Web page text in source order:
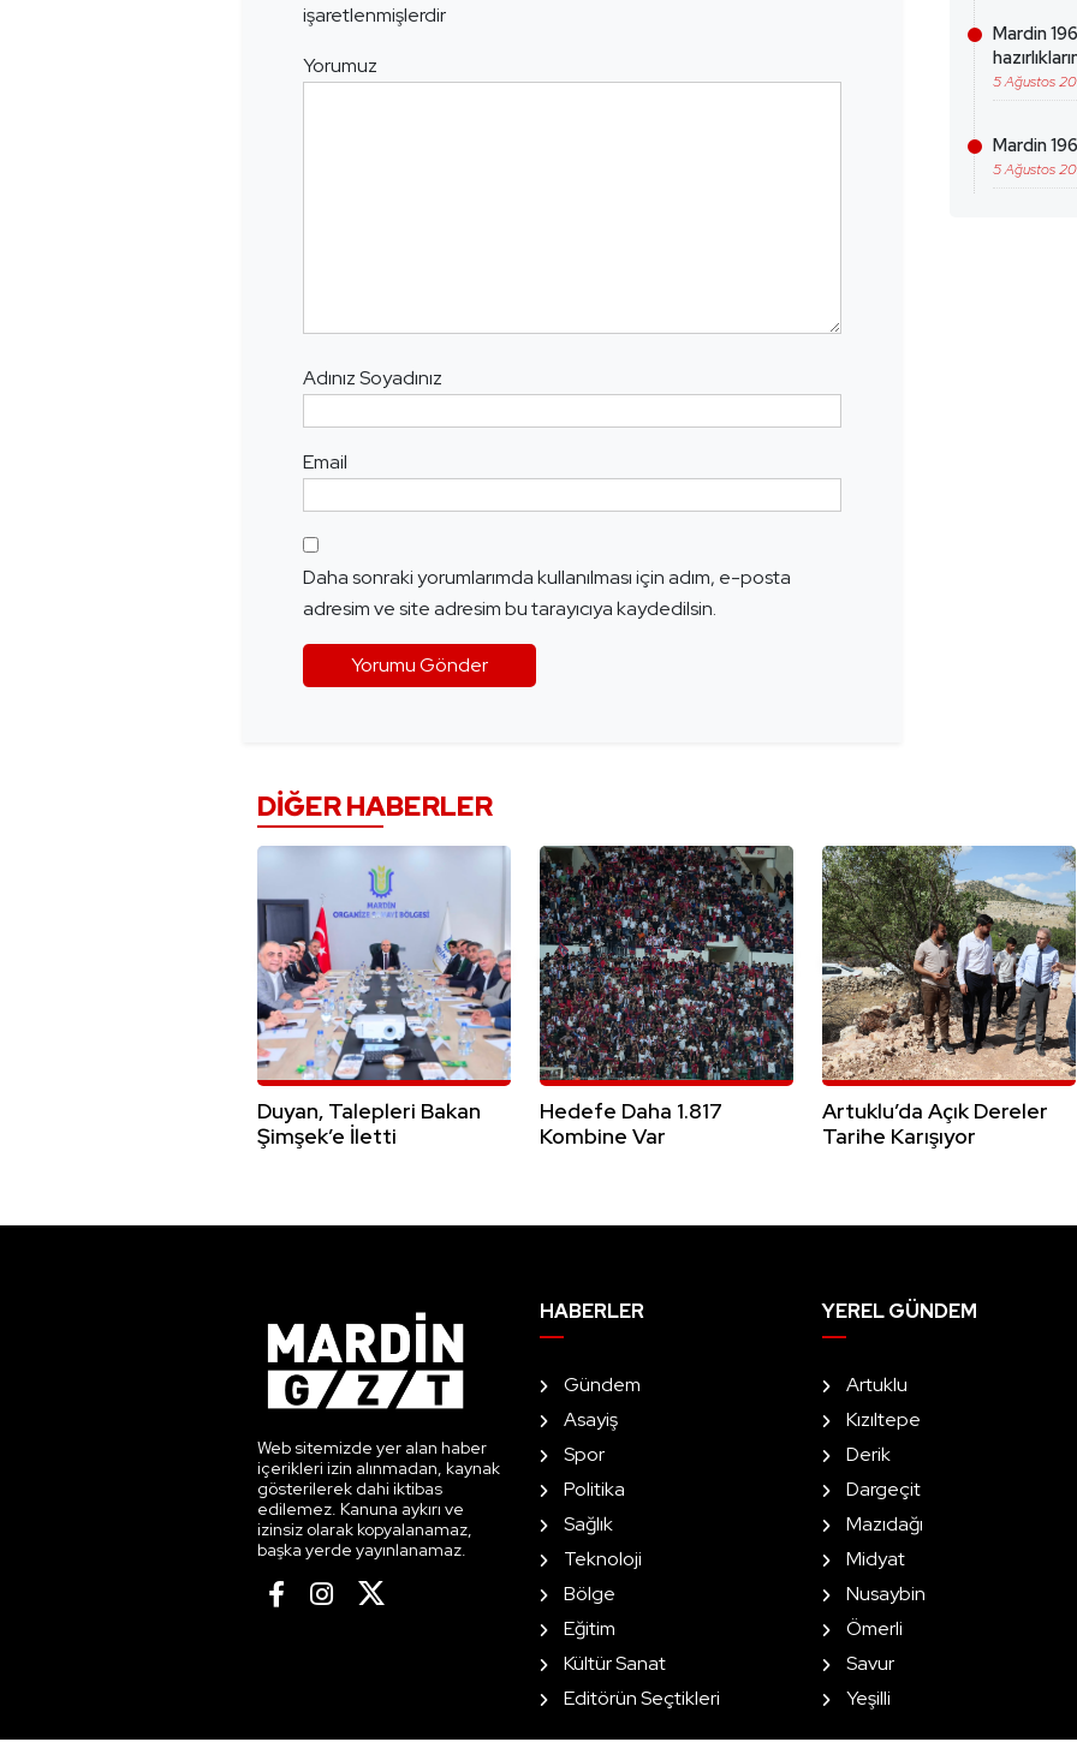
işaretlenmişlerdir
Yorumuz
Adınız Soyadınız
Email
Daha sonraki yorumlarımda kullanılması için adım, e-posta
adresim ve site adresim bu tarayıcıya kaydedilsin.
Mardin
5 Ağustos
Mardin
5 Ağustos
DIĞER HABERLER
Duyan, Talepleri Bakan
Şimşek’e İletti
Hedefe Daha 1.817
Kombine Var
Artuklu’da Açık Dereler
Tarihe Karışıyor
Web sitemizde yer alan haber
içerikleri izin alınmadan, kaynak
gösterilerek dahi iktibas
edilemez. Kanuna aykırı ve
izinsiz olarak kopyalanamaz,
başka yerde yayınlanamaz.
HABERLER
Gündem
Asayiş
Spor
Politika
Sağlık
Teknoloji
Bölge
Eğitim
Kültür Sanat
Editörün Seçtikleri
YEREL GÜNDEM
Artuklu
Kızıltepe
Derik
Dargeçit
Mazıdağı
Midyat
Nusaybin
Ömerli
Savur
Yeşilli